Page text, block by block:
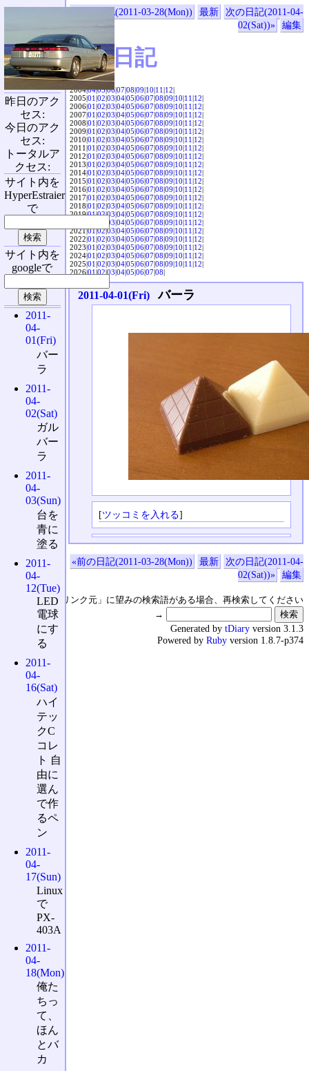
«前の日記(2011-03-28(Mon)) 最新
次の日記(2011-04-
02(Sat))»
編集
SVX日記
2004|04|05|06|07|08|09|10|11|12|
2005|01|02|03|04|05|06|07|08|09|10|11|12|
2006|01|02|03|04|05|06|07|08|09|10|11|12|
2007|01|02|03|04|05|06|07|08|09|10|11|12|
2008|01|02|03|04|05|06|07|08|09|10|11|12|
2009|01|02|03|04|05|06|07|08|09|10|11|12|
2010|01|02|03|04|05|06|07|08|09|10|11|12|
2011|01|02|03|04|05|06|07|08|09|10|11|12|
2012|01|02|03|04|05|06|07|08|09|10|11|12|
2013|01|02|03|04|05|06|07|08|09|10|11|12|
2014|01|02|03|04|05|06|07|08|09|10|11|12|
2015|01|02|03|04|05|06|07|08|09|10|11|12|
2016|01|02|03|04|05|06|07|08|09|10|11|12|
2017|01|02|03|04|05|06|07|08|09|10|11|12|
2018|01|02|03|04|05|06|07|08|09|10|11|12|
2019|01|02|03|04|05|06|07|08|09|10|11|12|
03|04|05|06|07|08|09|10|11|12|
2021|01|02|03|04|05|06|07|08|09|10|11|12|
2022|01|02|03|04|05|06|07|08|09|10|11|12|
2023|01|02|03|04|05|06|07|08|09|10|11|12|
2024|01|02|03|04|05|06|07|08|09|10|11|12|
2025|01|02|03|04|05|06|07|08|09|10|11|12|
2026|01|02|03|04|05|06|07|08|
2011-04-01(Fri) バーラ
[ツッコミを入れる]
«前の日記(2011-03-28(Mon)) 最新
次の日記(2011-04-
02(Sat))»
編集
↑の「本日のリンク元」に望みの検索語がある場合、再検索してください
→
昨日のアク
セス:
今日のアク
セス:
トータルア
クセス:
サイト内を
HyperEstraier
で
サイト内を
googleで
2011-
04-
01(Fri)
バー
ラ
2011-
04-
02(Sat)
ガル
バー
ラ
2011-
04-
03(Sun)
台を
青に
塗る
2011-
04-
12(Tue)
LED
電球
にす
る
2011-
04-
16(Sat)
ハイ
テッ
クC
コレ
ト 自
由に
選ん
で作
るペ
ン
2011-
04-
17(Sun)
Linux
で
PX-
403A
2011-
04-
18(Mon)
俺た
ちっ
て、
ほん
とバ
カ
Generated by tDiary version 3.1.3
Powered by Ruby version 1.8.7-p374